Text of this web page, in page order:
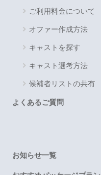
ご利用料金について
オファー作成方法
キャストを探す
キャスト選考方法
候補者リストの共有
よくあるご質問
お知らせ一覧